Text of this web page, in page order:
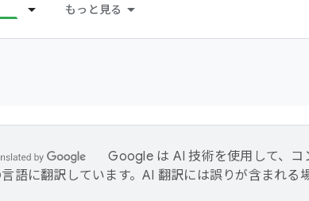
もっと見る
Google は AI 技術を使用して、コ
言語に翻訳しています。AI 翻訳には誤りが含まれる